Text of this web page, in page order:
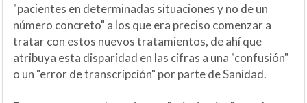
"pacientes en determinadas situaciones y no de un
número concreto" a los que era preciso comenzar a
tratar con estos nuevos tratamientos, de ahí que
atribuya esta disparidad en las cifras a una "confusión"
o un "error de transcripción" por parte de Sanidad.